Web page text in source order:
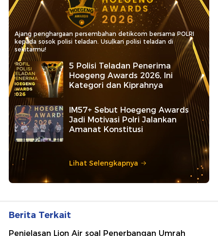
Ajang penghargaan persembahan detikcom bersama POLRI
kepada sosok polisi teladan. Usulkan polisi teladan di
sekitarmu!
5 Polisi Teladan Penerima
Hoegeng Awards 2026, Ini
Kategori dan Kiprahnya
IM57+ Sebut Hoegeng Awards
Jadi Motivasi Polri Jalankan
Amanat Konstitusi
Lihat Selengkapnya
Berita Terkait
Penjelasan Lion Air soal Penerbangan Umrah